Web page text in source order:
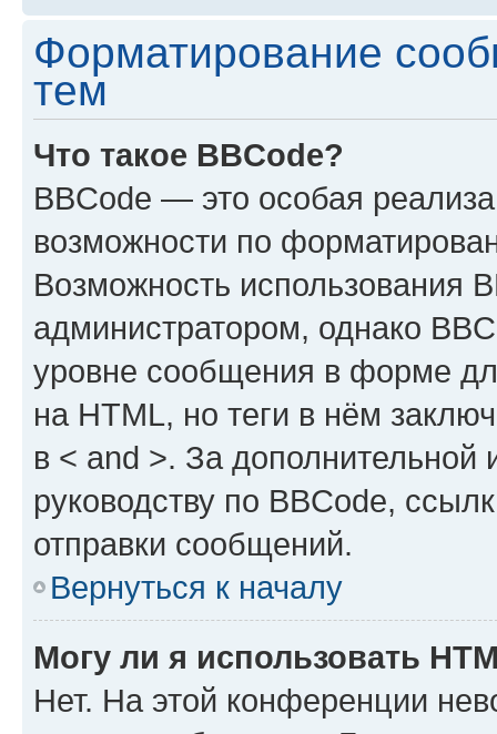
Форматирование
тем
Что такое BBCode?
BBCode — это особая
возможности по
Возможность использования
администратором, однако
уровне сообщения в форме
на HTML, но теги в нём
в < and >. За
руководству по BBCode,
отправки сообщений.
Вернуться к началу
Могу ли я использовать
Нет. На этой конференции